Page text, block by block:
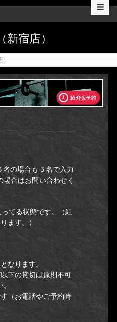
宿店）
の場合も５名で入力
合はお問い合わせく
てる状態です。（組
ます。）
なります。
下の貸切は原則不可
（お電話やご予約時